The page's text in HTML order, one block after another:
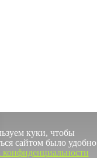
куки, чтобы
сайтом было удобно